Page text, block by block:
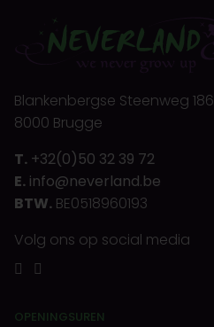
Blankenbergse Steenweg 186
8000 Brugge
T. +32(0)50 32 39 72
E. info@neverland.be
BTW. BE0518960193
Volg ons op social media
OPENINGSUREN